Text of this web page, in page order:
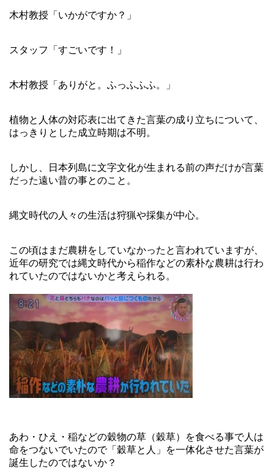
木村教授「いかがですか？」
スタッフ「すごいです！」
木村教授「ありがと。ふっふふふ。」
植物と人体の対応表に出てきた言葉の成り立ちについて、
はっきりとした成立時期は不明。
しかし、日本列島に文字文化が生まれる前の声だけが言葉
だった遠い昔の事とのこと。
縄文時代の人々の生活は狩猟や採集が中心。
この頃はまだ農耕をしていなかったと言われていますが、
近年の研究では縄文時代から稲作などの素朴な農耕は行わ
れていたのではないかと考えられる。
あわ・ひえ・稲などの穀物の草（穀草）を食べる事で人は
命をつないでいたので「穀草と人」を一体化させた言葉が
誕生したのではないか？